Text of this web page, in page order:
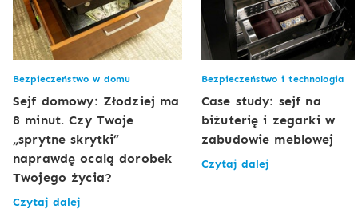
Bezpieczeństwo w domu
Sejf domowy: Złodziej ma
8 minut. Czy Twoje
„sprytne skrytki”
naprawdę ocalą dorobek
Twojego życia?
Czytaj dalej
Bezpieczeństwo i technologia
Case study: sejf na
biżuterię i zegarki w
zabudowie meblowej
Czytaj dalej